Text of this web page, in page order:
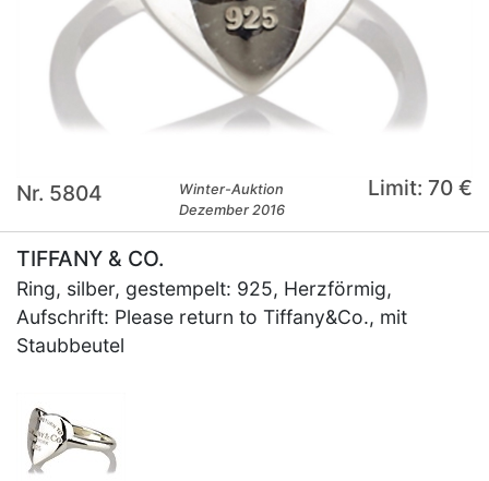
Nr. 5804
Winter-Auktion
Dezember 2016
Limit: 70 €
TIFFANY & CO.
Ring, silber, gestempelt: 925, Herzförmig,
Aufschrift: Please return to Tiffany&Co., mit
Staubbeutel